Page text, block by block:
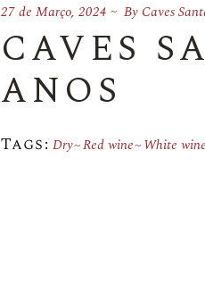
27 de Março, 2024 By Caves
CAVES
ANOS
Tags: Dry Red wine White wine